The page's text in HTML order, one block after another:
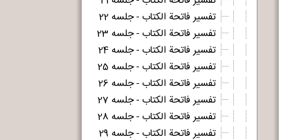
تفسیر فاتحة الکتاب - جلسه 22
تفسیر فاتحة الکتاب - جلسه 23
تفسیر فاتحة الکتاب - جلسه 24
تفسیر فاتحة الکتاب - جلسه 25
تفسیر فاتحة الکتاب - جلسه 26
تفسیر فاتحة الکتاب - جلسه 27
تفسیر فاتحة الکتاب - جلسه 28
تفسیر فاتحة الکتاب - جلسه 29